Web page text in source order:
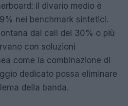
il divario medio è
nei benchmark sintetici.
dai cali del 30% o più
con soluzioni
come la combinazione di
dedicato possa eliminare
della banda.